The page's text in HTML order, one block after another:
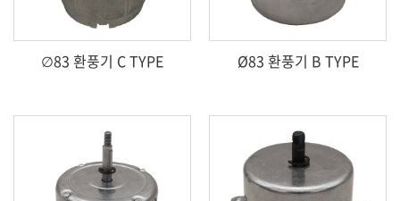
∅83 환풍기 C TYPE Ø83 환풍기 B TYPE